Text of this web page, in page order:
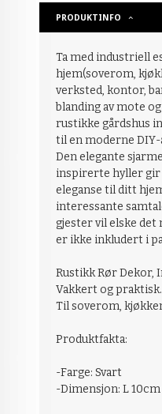
PRODUKTINFO
Ta med industriell
hjem(soverom,
verksted, kontor,
blanding av mote
rustikke gårdshus
til en moderne
Den elegante
inspirerte hyller gir
eleganse til ditt
interessante
gjester vil elske det
er ikke inkludert i
Rustikk Rør Dekor,
Vakkert og
Til soverom,
Produktfakta:
-Farge: Svart
-Dimensjon: L